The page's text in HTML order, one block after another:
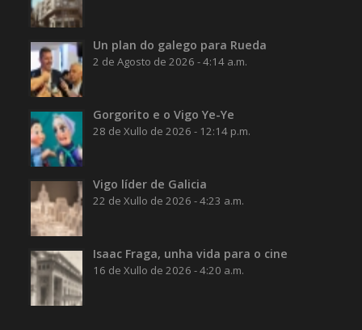
Un plan do galego para Rueda
2 de Agosto de 2026 - 4:14 a.m.
Gorgorito e o Vigo Ye-Ye
28 de Xullo de 2026 - 12:14 p.m.
Vigo líder de Galicia
22 de Xullo de 2026 - 4:23 a.m.
Isaac Fraga, unha vida para o cine
16 de Xullo de 2026 - 4:20 a.m.